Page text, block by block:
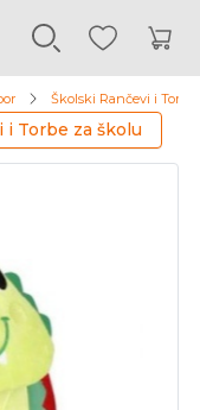
Školski Rančevi i Torbe
i Torbe za školu